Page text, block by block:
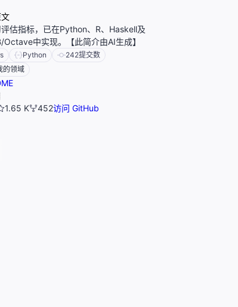
估指标，已在Python、R、Haskell及
Octave中实现。【此简介由AI生成】
Python 242提交数
的领域
1.65 K 452访问 GitHub